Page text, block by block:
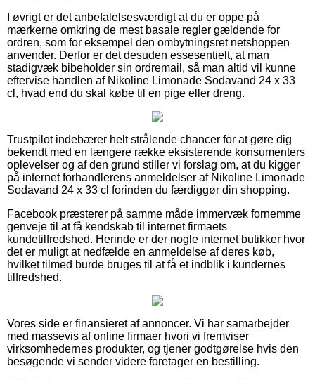
I øvrigt er det anbefalelsesværdigt at du er oppe på
mærkerne omkring de mest basale regler gældende for
ordren, som for eksempel den ombytningsret netshoppen
anvender. Derfor er det desuden essesentielt, at man
stadigvæk bibeholder sin ordremail, så man altid vil kunne
eftervise handlen af Nikoline Limonade Sodavand 24 x 33
cl, hvad end du skal købe til en pige eller dreng.
Trustpilot indebærer helt strålende chancer for at gøre dig
bekendt med en længere række eksisterende konsumenters
oplevelser og af den grund stiller vi forslag om, at du kigger
på internet forhandlerens anmeldelser af Nikoline Limonade
Sodavand 24 x 33 cl forinden du færdiggør din shopping.
Facebook præsterer på samme måde immervæk fornemme
genveje til at få kendskab til internet firmaets
kundetilfredshed. Herinde er der nogle internet butikker hvor
det er muligt at nedfælde en anmeldelse af deres køb,
hvilket tilmed burde bruges til at få et indblik i kundernes
tilfredshed.
Vores side er finansieret af annoncer. Vi har samarbejder
med massevis af online firmaer hvori vi fremviser
virksomhedernes produkter, og tjener godtgørelse hvis den
besøgende vi sender videre foretager en bestilling.